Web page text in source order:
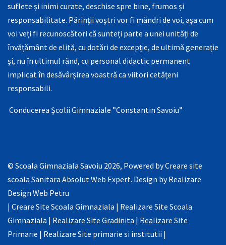
suflete și inimi curate, deschise spre bine, frumos și
responsabilitate. Părinții voștri vor fi mândri de voi, așa cum
voi veți fi recunoscători că sunteți parte a unei unități de
învățământ de elită, cu dotări de excepție, de ultimă generație
și, nu în ultimul rând, cu personal didactic permanent
implicat în desăvârșirea voastră ca viitori cetățeni
responsabili.
Conducerea Școlii Gimnaziale ”Constantin Savoiu”
© Scoala Gimnaziala Savoiu 2026, Powered byCreare site
scoala Sanitara Absolut Web Expert. Design byRealizare
Design Web Petru
| Creare Site Scoala Gimnaziala | Realizare Site Scoala
Gimnaziala | Realizare Site Gradinita | Realizare Site
Primarie | Realizare Site primarie si institutii |